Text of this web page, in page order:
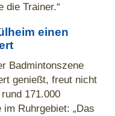
die Trainer.“
einen
Badmintonszene
genießt, freut nicht
171.000
Ruhrgebiet: „Das